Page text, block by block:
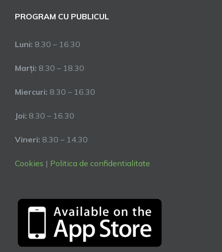
PROGRAM CU PUBLICUL
Luni: 8.30 – 16.30
Marți: 8.30 – 18.30
Miercuri: 8.30 – 16.30
Joi: 8.30 – 16.30
Vineri: 8.30 – 14.30
Cookies | Politica de confidentialitate